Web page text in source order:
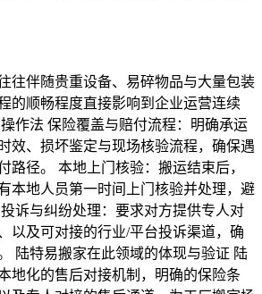
往伴随贵重设备、易碎物品与大量包装
的顺畅程度直接影响到企业运营连续
作法 保险覆盖与赔付流程：明确承运
效、损坏鉴定与现场核验流程，确保遇
路径。 本地上门核验：搬运结束后，
本地人员第一时间上门核验并处理，避
诉与纠纷处理：要求对方提供专人对
以及可对接的行业/平台投诉渠道，确
陆特易搬家在此领域的体现与验证 陆
地化的售后对接机制，明确的保险条